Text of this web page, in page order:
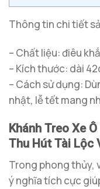
Thông tin chi tiết
– Chất liệu: điêu
– Kích thước: dài
– Cách sử dụng:
nhật, lễ tết mang
Khánh Treo Xe
Thu Hút Tài Lộc
Trong phong thủy,
ý nghĩa tích cực